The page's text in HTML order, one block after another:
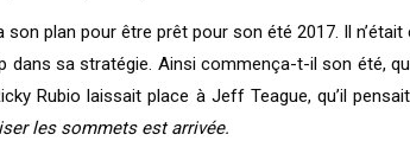
son plan pour être prêt pour son été 2017. Il
dans sa stratégie. Ainsi commença-t-il son été,
Rubio laissait place à Jeff Teague, qu’il
les sommets est arrivée.